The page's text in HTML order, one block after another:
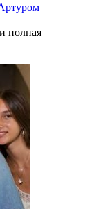
полная